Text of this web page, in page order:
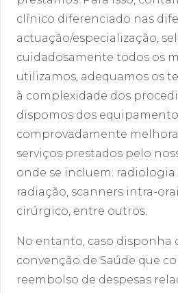
clínico diferenciado nas
actuação/especialização,
cuidadosamente todos os
utilizamos, adequamos os
à complexidade dos
dispomos dos
comprovadamente
serviços prestados pelo
onde se incluem: radiologia
radiação, scanners intra-
cirúrgico, entre outros.
No entanto, caso disponha
convenção de Saúde que
reembolso de despesas